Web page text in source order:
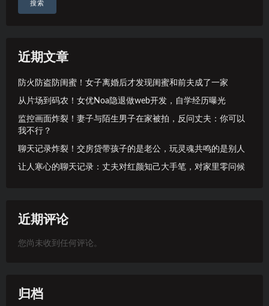
搜索
近期文章
防火防盗防闺蜜！女子离婚后才发现闺蜜和前夫成了一家
从片场到码农！女优Noa隐退做web开发，自学经历曝光
监控画面炸裂！妻子与陌生男子在家被拍，反问丈夫：你可以
我不行？
聊天记录炸裂！交房贷带孩子的是老公，玩灵魂共鸣的是别人
让人寒心的聊天记录：丈夫对红颜知己大手笔，对家里零问候
近期评论
您尚未收到任何评论。
归档